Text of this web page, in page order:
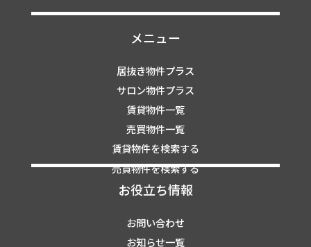
メニュー
居抜き物件プラス
サロン物件プラス
賃貸物件一覧
売買物件一覧
賃貸物件を検索する
売買物件を検索する
お役立ち情報
お問い合わせ
お知らせ一覧